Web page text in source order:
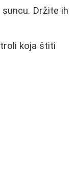
Držite ih
koja štiti